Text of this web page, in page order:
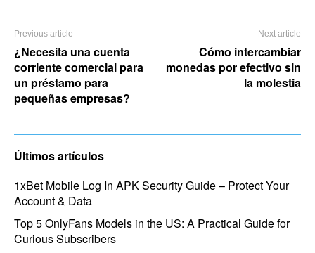
Previous article
¿Necesita una cuenta
corriente comercial para
un préstamo para
pequeñas empresas?
Next article
Cómo intercambiar
monedas por efectivo sin
la molestia
Últimos artículos
1xBet Mobile Log In APK Security Guide – Protect Your
Account & Data
Top 5 OnlyFans Models in the US: A Practical Guide for
Curious Subscribers